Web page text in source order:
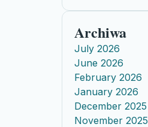
Archiwa
July 2026
June 2026
February 2026
January 2026
December 2025
November 2025